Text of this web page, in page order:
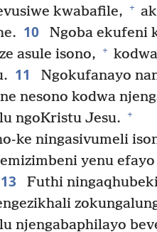
kwabafile,
+
10
Ngoba ekufeni
asule isono,
+
11
Ngokufanayo
nesono kodwa
ngoKristu Jesu.
+
ke ningasivumeli
yenu efayo
13 Futhi
njengabaphilayo